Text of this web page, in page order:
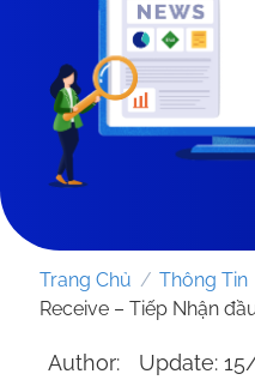
Trang Chủ / Thông Tin
Receive – Tiếp Nhận
Author: Update: